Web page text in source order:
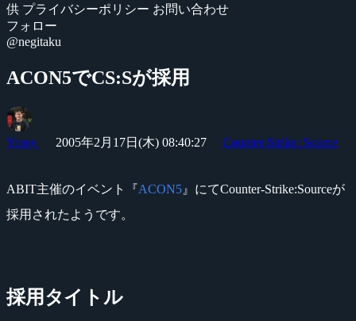
供 プライバシーポリシー お問い合わせ
フォロー
@negitaku
ACON5でCS:Sが採用
Yossy 2005年2月17日(木) 08:40:27 Counter-Strike: Source
ABIT主催のイベント『ACON5 』にてCounter-Strike:Sourceが
採用されたようです。
採用タイトル